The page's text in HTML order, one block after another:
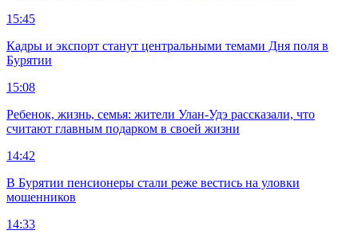
15:45
Кадры и экспорт станут центральными темами Дня поля в
Бурятии
15:08
Ребенок, жизнь, семья: жители Улан-Удэ рассказали, что
считают главным подарком в своей жизни
14:42
В Бурятии пенсионеры стали реже вестись на уловки
мошенников
14:33